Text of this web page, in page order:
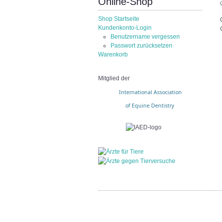
Shop Startseite
Kundenkonto-Login
Benutzername vergessen
Passwort zurücksetzen
Warenkorb
Mitglied der
International Association
of Equine Dentistry